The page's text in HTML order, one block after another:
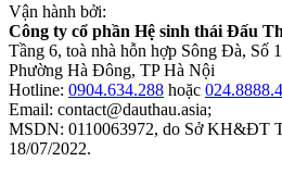
Vận hành bởi:
Công ty cổ phần Hệ sinh thái Đấu
Tầng 6, toà nhà hỗn hợp Sông Đà, Số
Phường Hà Đông, TP Hà Nội
Hotline: 0904.634.288 hoặc
Email: contact@dauthau.asia;
MSDN: 0110063972, do Sở KH&ĐT
18/07/2022.